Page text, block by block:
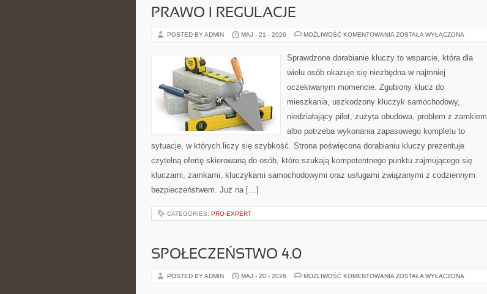
PRAWO I REGULACJE
POSTED BY ADMIN MAJ - 21 - 2026 MOŻLIWOŚĆ KOMENTOWANIA PRAWO
ZOSTAŁA WYŁĄCZONA
Sprawdzone dorabianie kluczy to wsparcie, która dla
wielu osób okazuje się niezbędna w najmniej
oczekiwanym momencie. Zgubiony klucz do
mieszkania, uszkodzony kluczyk samochodowy,
niedziałający pilot, zużyta obudowa, problem z zamkiem
albo potrzeba wykonania zapasowego kompletu to
sytuacje, w których liczy się szybkość. Strona poświęcona dorabianiu kluczy prezentuje
czytelną ofertę skierowaną do osób, które szukają kompetentnego punktu zajmującego się
kluczami, zamkami, kluczykami samochodowymi oraz usługami związanymi z codziennym
bezpieczeństwem. Już na […]
CATEGORIES: PRO-EXPERT
SPOŁECZEŃSTWO 4.0
POSTED BY ADMIN MAJ - 20 - 2026 MOŻLIWOŚĆ KOMENTOWANIA SPOŁECZEŃSTWO
ZOSTAŁA WYŁĄCZONA